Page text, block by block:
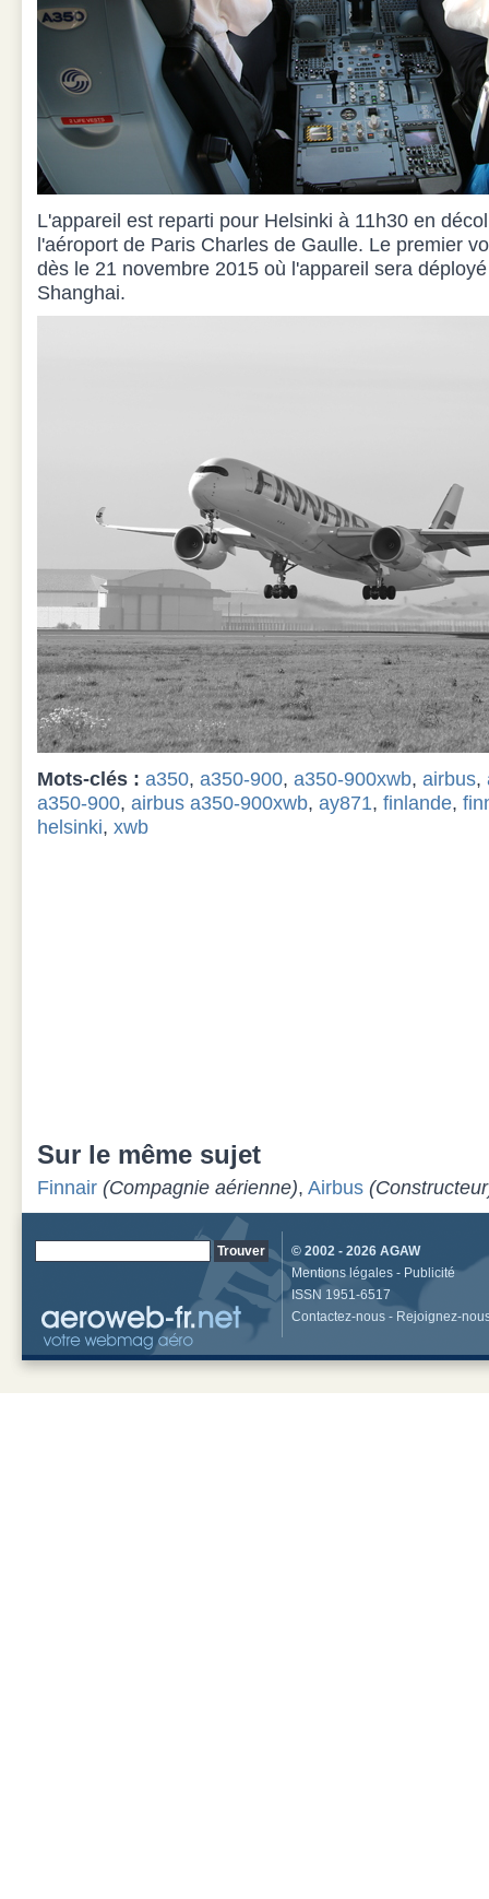
L'appareil est reparti pour Helsinki à 11h30 en
l'aéroport de Paris Charles de Gaulle. Le premier
dès le 21 novembre 2015 où l'appareil sera
Shanghai.
Mots-clés : a350, a350-900, a350-900xwb, airbus,
a350-900, airbus a350-900xwb, ay871, finlande,
helsinki, xwb
Sur le même sujet
Finnair (Compagnie aérienne), Airbus
© 2002 - 2026 AGAW
Mentions légales - Publicité
ISSN 1951-6517
Contactez-nous - Rejoignez-